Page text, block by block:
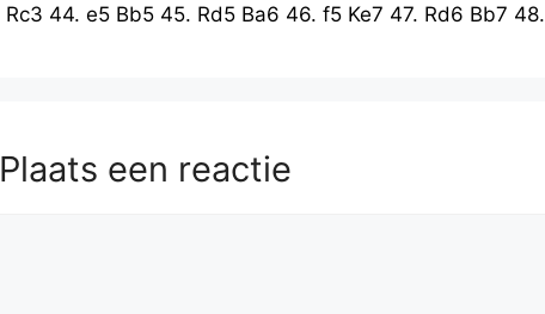
Rc3 44. e5 Bb5 45. Rd5 Ba6 46. f5 Ke7 47. Rd6 Bb7 48.
Plaats een reactie